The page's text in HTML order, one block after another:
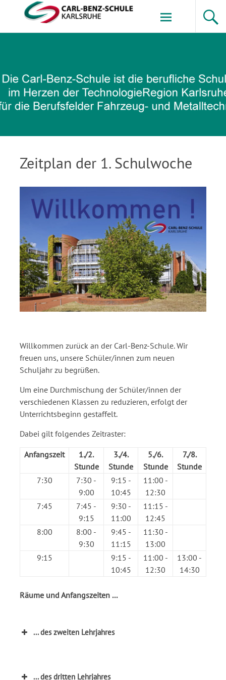
Zum
Inhalt
springen
Zeitplan der 1. Schulwoche
Willkommen zurück an der Carl-Benz-Schule. Wir
freuen uns, unsere Schüler/innen zum neuen
Schuljahr zu begrüßen.
Um eine Durchmischung der Schüler/innen der
verschiedenen Klassen zu reduzieren, erfolgt der
Unterrichtsbeginn gestaffelt.
Dabei gilt folgendes Zeitraster:
Anfangszeit
1./2.
Stunde
3./4.
Stunde
5./6.
Stunde
7./8.
Stunde
7:30
7:30 -
9:00
9:15 -
10:45
11:00 -
12:30
7:45
7:45 -
9:15
9:30 -
11:00
11:15 -
12:45
8:00
8:00 -
9:30
9:45 -
11:15
11:30 -
13:00
9:15
9:15 -
10:45
11:00 -
12:30
13:00 -
14:30
Räume und Anfangszeiten ...
... des zweiten Lehrjahres
... des dritten Lehrjahres